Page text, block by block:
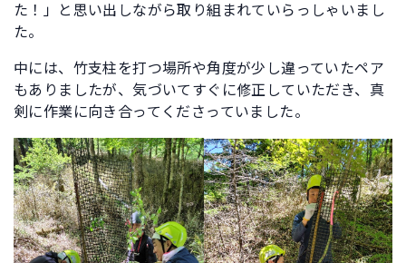
た！」と思い出しながら取り組まれていらっしゃいまし
た。
中には、竹支柱を打つ場所や角度が少し違っていたペア
もありましたが、気づいてすぐに修正していただき、真
剣に作業に向き合ってくださっていました。